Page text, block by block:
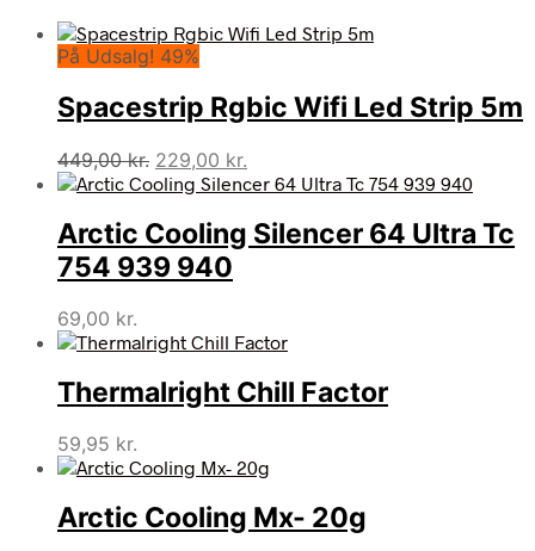
På Udsalg! 49%
Spacestrip Rgbic Wifi Led Strip 5m
449,00kr. Den
oprindelige
var:
449,00 kr..
229,00 kr.
aktuelle
er:
229,00 kr..
Arctic Cooling Silencer 64 Ultra Tc
754 939 940
69,00 kr.
Thermalright Chill Factor
59,95 kr.
Arctic Cooling Mx- 20g